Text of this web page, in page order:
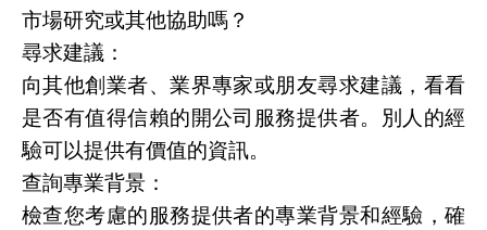
市場研究或其他協助嗎？
尋求建議：
向其他創業者、業界專家或朋友尋求建議，看看
是否有值得信賴的開公司服務提供者。別人的經
驗可以提供有價值的資訊。
查詢專業背景：
檢查您考慮的服務提供者的專業背景和經驗，確